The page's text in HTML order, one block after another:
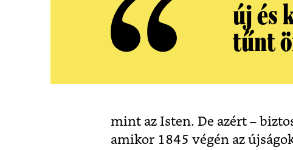
új és
tűnt
mint az Isten. De azért –
amikor 1845 végén az